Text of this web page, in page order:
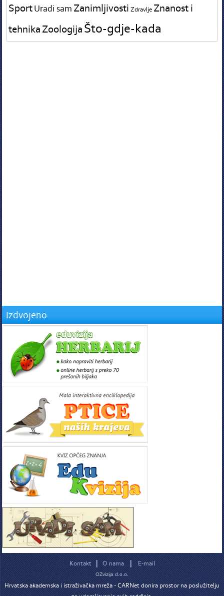
SportUradi sam Zanimljivosti Zdravlje Znanost i
tehnika Zoologija Što-gdje-kada
Izdvojeno
Kontakt|O nama|E-mail
OZvizija d.o.o.
Hrvatska akademska i istraživačka mreža - CARNet donira prostor na poslužitelju